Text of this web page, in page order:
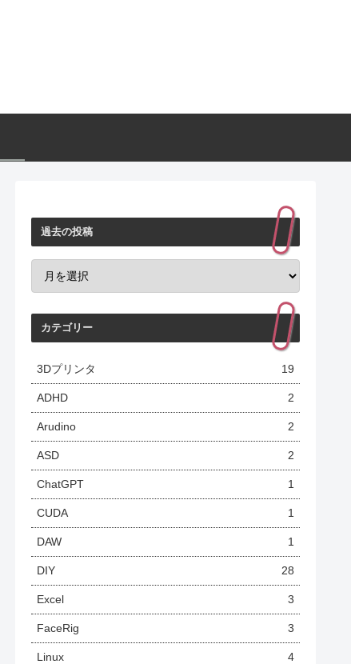
過去の投稿
カテゴリー
3Dプリンタ 19
ADHD 2
Arudino 2
ASD 2
ChatGPT 1
CUDA 1
DAW 1
DIY 28
Excel 3
FaceRig 3
Linux 4